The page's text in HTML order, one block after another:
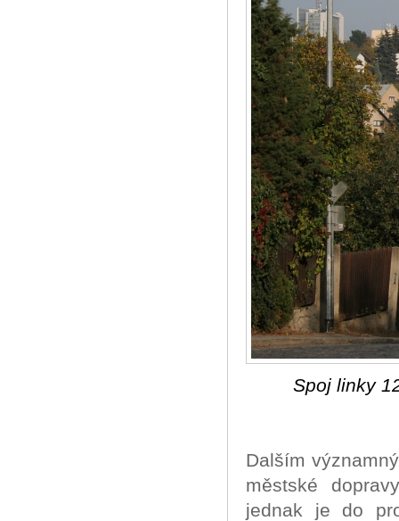
Spoj linky
Dalším
městské
jednak je do